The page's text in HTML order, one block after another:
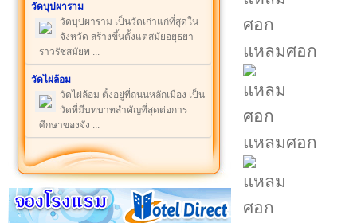
วัดบุปผาราม
วัดบุปผาราม เป็นวัดเก่าแก่ที่สุดใน
จังหวัด สร้างขึ้นตั้งแต่สมัยอยุธยา
ราวรัชสมัยพ ...
วัดไผ่ล้อม
วัดไผ่ล้อม ตั้งอยู่ที่ถนนหลักเมือง เป็น
วัดที่มีบทบาทสำคัญที่สุดต่อการ
ศึกษาของจัง ...
แหลมศอก
แหลมศอก